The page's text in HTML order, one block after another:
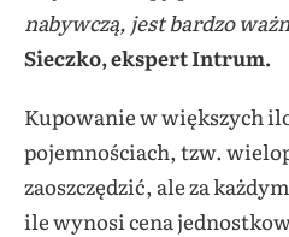
nabywczą, jest bardzo
Sieczko, ekspert Intrum.
Kupowanie w większych
pojemnościach, tzw.
zaoszczędzić, ale za
ile wynosi cena